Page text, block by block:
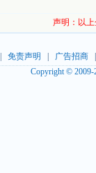
声明：以
免责声明 广告招商
Copyright ©